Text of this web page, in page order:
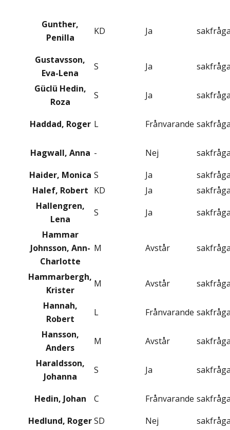
Gunther,
Penilla
KD Ja
Gustavsson,
Eva-Lena
S Ja
Güclü Hedin,
Roza
S Ja
Haddad, Roger L Frånvarande
Hagwall, Anna - Nej
Haider, Monica S Ja
Halef, Robert KD Ja
Hallengren,
Lena
S Ja
Hammar
Johnsson, Ann-
Charlotte
M Avstår
Hammarbergh,
Krister
M Avstår
Hannah,
Robert
L Frånvarande
Hansson,
Anders
M Avstår
Haraldsson,
Johanna
S Ja
Hedin, Johan C Frånvarande
Hedlund, RogerSD Nej